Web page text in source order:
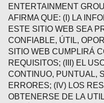
ENTERTAINMENT
AFIRMA QUE: (I) LA
ESTE SITIO WEB SEA
CONFIABLE, ÚTIL,
SITIO WEB CUMPLIRÁ
REQUISITOS; (III) EL
CONTINUO, PUNTUAL,
ERRORES; (IV) LOS
OBTENERSE DE LA